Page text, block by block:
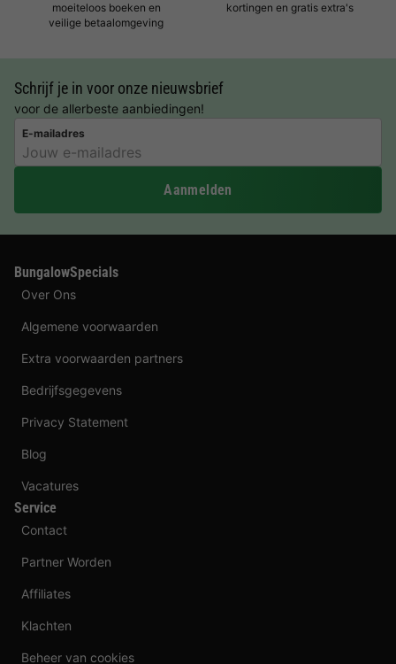
moeiteloos boeken en
veilige betaalomgeving
kortingen en gratis extra's
Schrijf je in voor onze nieuwsbrief
voor de allerbeste aanbiedingen!
E-mailadres
Aanmelden
BungalowSpecials
Over Ons
Algemene voorwaarden
Extra voorwaarden partners
Bedrijfsgegevens
Privacy Statement
Blog
Vacatures
Service
Contact
Partner Worden
Affiliates
Klachten
Beheer van cookies